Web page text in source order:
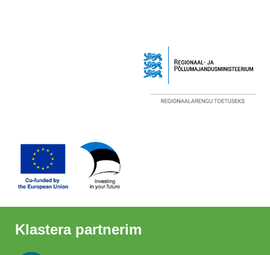
Klastera partnerim